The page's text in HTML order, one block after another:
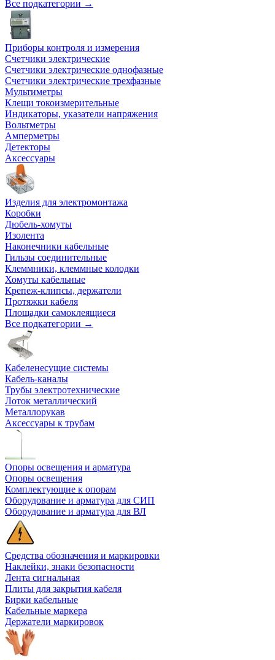
Все подкатегории →
Приборы контроля и измерения
Счетчики электрические
Счетчики электрические однофазные
Счетчики электрические трехфазные
Мультиметры
Клещи токоизмерительные
Индикаторы, указатели напряжения
Вольтметры
Амперметры
Детекторы
Аксессуары
Изделия для электромонтажа
Коробки
Дюбель-хомуты
Изолента
Наконечники кабельные
Гильзы соединительные
Клеммники, клеммные колодки
Хомуты кабельные
Крепеж-клипсы, держатели
Протяжки кабеля
Площадки самоклеящиеся
Все подкатегории →
Кабеленесущие системы
Кабель-каналы
Трубы электротехнические
Лоток металлический
Металлорукав
Аксессуары к трубам
Опоры освещения и арматура
Опоры освещения
Комплектующие к опорам
Оборудование и арматура для СИП
Оборудование и арматура для ВЛ
Средства обозначения и маркировки
Наклейки, знаки безопасности
Лента сигнальная
Плиты для закрытия кабеля
Бирки кабельные
Кабельные маркера
Держатели маркировок